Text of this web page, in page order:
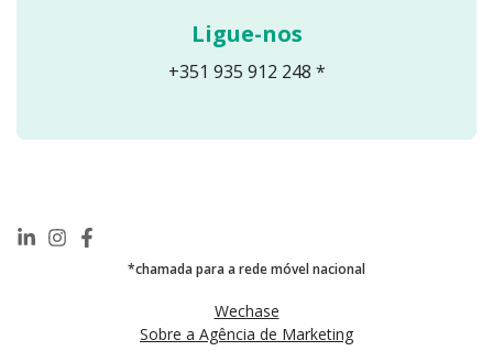
Ligue-nos
+351 935 912 248 *
*chamada para a rede móvel nacional
Wechase
Sobre a Agência de Marketing